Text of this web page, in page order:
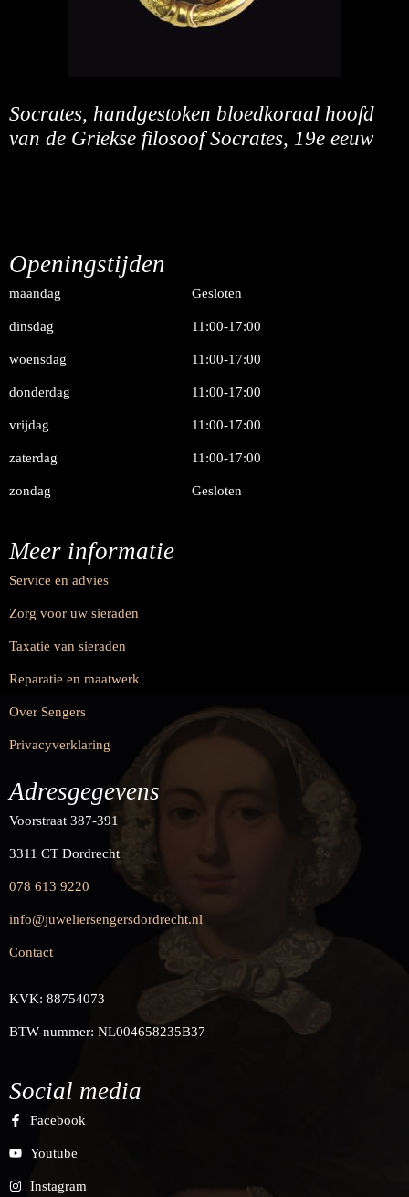
Socrates, handgestoken bloedkoraal hoofd
van de Griekse filosoof Socrates, 19e eeuw
Openingstijden
maandag Gesloten
dinsdag 11:00-17:00
woensdag 11:00-17:00
donderdag 11:00-17:00
vrijdag 11:00-17:00
zaterdag 11:00-17:00
zondag Gesloten
Meer informatie
Service en advies
Zorg voor uw sieraden
Taxatie van sieraden
Reparatie en maatwerk
Over Sengers
Privacyverklaring
Adresgegevens
Voorstraat 387-391
3311 CT Dordrecht
078 613 9220
info@juweliersengersdordrecht.nl
Contact
KVK: 88754073
BTW-nummer: NL004658235B37
Social media
Facebook
Youtube
Instagram